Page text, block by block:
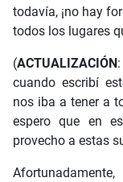
todavía, ¡no hay
todos los lugares
(ACTUALIZACIÓN
cuando escribí
nos iba a tener a
espero que en
provecho a estas